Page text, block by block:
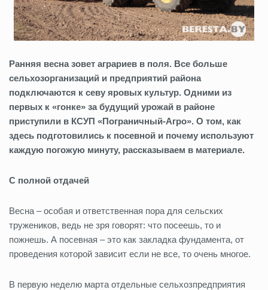
Ранняя весна зовет аграриев в поля. Все больше
сельхозорганизаций и предприятий района
подключаются к севу яровых культур. Одними из
первых к «гонке» за будущий урожай в районе
приступили в КСУП «Пограничный-Агро». О том, как
здесь подготовились к посевной и почему используют
каждую погожую минуту, рассказываем в материале.
С полной отдачей
Весна – особая и ответственная пора для сельских
тружеников, ведь не зря говорят: что посеешь, то и
пожнешь. А посевная – это как закладка фундамента, от
проведения которой зависит если не все, то очень многое.
В первую неделю марта отдельные сельхозпредприятия